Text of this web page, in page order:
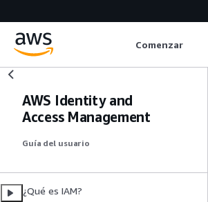
Comenzar
AWS Identity and
Access Management
Guía del usuario
¿Qué es IAM?